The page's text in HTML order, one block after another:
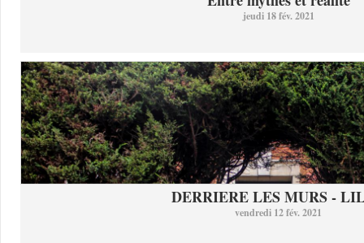
jeudi 18 fév. 2021
DERRIERE LES MURS -
vendredi 12 fév. 2021